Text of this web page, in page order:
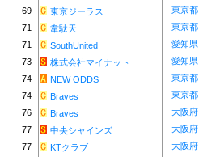
69
東京ジーラス 東京都
71
韋駄天 東京都
71
SouthUnited 愛知県
73
株式会社マイナット 愛知県
74
NEW ODDS 東京都
74
Braves 東京都
76
Braves 大阪府
77
中央シャインズ 大阪府
77
KTクラブ 大阪府